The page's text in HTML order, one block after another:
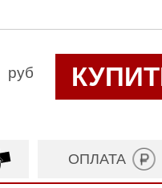
руб
ОПЛАТА